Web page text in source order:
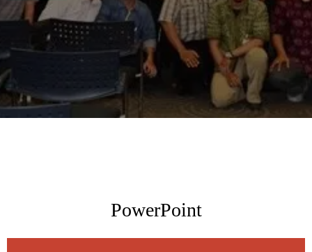
PowerPoint